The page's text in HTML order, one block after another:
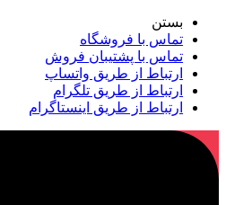
بستن
تماس با فروشگاه
تماس با پشتیبان فروش
ارتباط از طریق واتساپ
ارتباط از طریق تلگرام
ارتباط از طریق اینستاگرام